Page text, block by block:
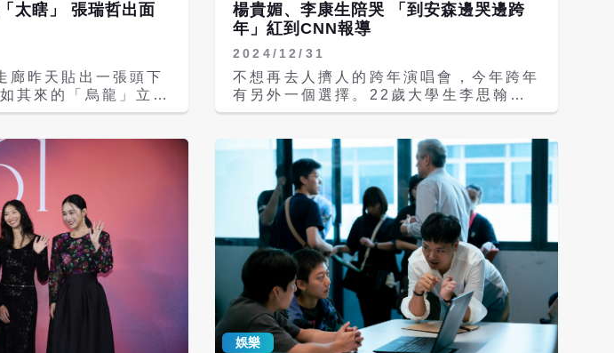
張瑞哲出面
廊昨天貼出一張頭下
其來的「烏龍」立刻
S+PLUS巔峰舞
影帝好友李康生、節
老師、田一德和徐百
揭曉。原來這是張瑞
這種視覺衝擊，讓大
個角度，街舞不只是
瑞哲認為台灣街舞已
藉由顛倒視覺，也是
，去看到全世界。
評審陣容包括陳漢
舞蹈大賽亞軍，舞齡
年》星際導師田一
楊貴媚、李康生陪哭 「到安森邊哭邊跨
年」紅到CNN報導
2024/12/31
不想再去人擠人的跨年演唱會，今年跨年
有另外一個選擇。22歲大學生李思翰去
年突發奇想，在臉書上發起「到大安森林
《愛情萬歲》中楊貴媚在露天劇場座位哭
泣7分鐘橋段，沒想到有近數百人真的到
場。今年不僅續辦，本尊楊貴媚與導演蔡
明亮，以及另一主演李康生也會到現場一
起哭，國家影視聽中心也會放映《愛情萬
歲》，成為另類的跨年方式。 蔡明亮執
導的《愛情萬歲》，全片僅有三位演員，
李康生、楊貴媚、陳昭榮，描述了三位年
輕都市居民，經歷90年代台北城市快速
現代化與變遷中所特有的乏味、孤獨與幻
滅感，並拿下1994年威尼斯影展金獅
獎。 去年「到大安森林公園一邊哭一邊
娛樂